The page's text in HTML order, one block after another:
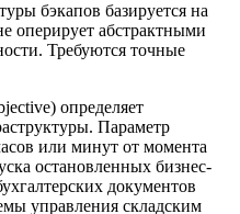
бэкапов базируется на
оперирует абстрактными
Требуются точные
определяет
Параметр
или минут от момента
остановленных бизнес-
документов
управления складским